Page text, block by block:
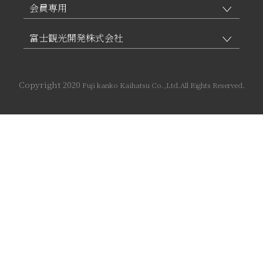
会員専用
富士観光開発株式会社
Copyright 2020 Fuji kanko Kaihatsu Co.,Ltd.All Rights Reserved.